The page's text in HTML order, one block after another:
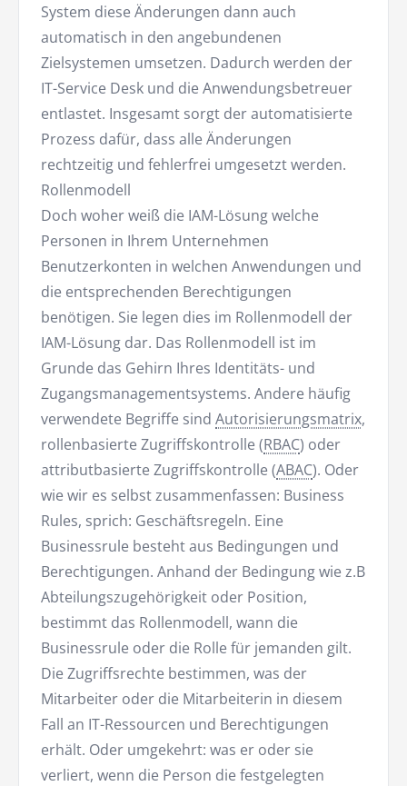
System diese Änderungen dann auch
automatisch in den angebundenen
Zielsystemen umsetzen. Dadurch werden der
IT-Service Desk und die Anwendungsbetreuer
entlastet. Insgesamt sorgt der automatisierte
Prozess dafür, dass alle Änderungen
rechtzeitig und fehlerfrei umgesetzt werden.
Rollenmodell
Doch woher weiß die IAM-Lösung welche
Personen in Ihrem Unternehmen
Benutzerkonten in welchen Anwendungen und
die entsprechenden Berechtigungen
benötigen. Sie legen dies im Rollenmodell der
IAM-Lösung dar. Das Rollenmodell ist im
Grunde das Gehirn Ihres Identitäts- und
Zugangsmanagementsystems. Andere häufig
verwendete Begriffe sind Autorisierungsmatrix,
rollenbasierte Zugriffskontrolle (RBAC) oder
attributbasierte Zugriffskontrolle (ABAC). Oder
wie wir es selbst zusammenfassen: Business
Rules, sprich: Geschäftsregeln. Eine
Businessrule besteht aus Bedingungen und
Berechtigungen. Anhand der Bedingung wie z.B
Abteilungszugehörigkeit oder Position,
bestimmt das Rollenmodell, wann die
Businessrule oder die Rolle für jemanden gilt.
Die Zugriffsrechte bestimmen, was der
Mitarbeiter oder die Mitarbeiterin in diesem
Fall an IT-Ressourcen und Berechtigungen
erhält. Oder umgekehrt: was er oder sie
verliert, wenn die Person die festgelegten